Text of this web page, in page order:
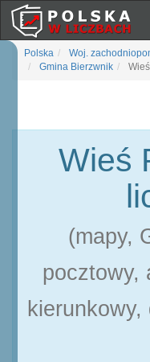
Polska Woj.
Gmina Bierzwnik
Wieś
(mapy,
pocztowy,